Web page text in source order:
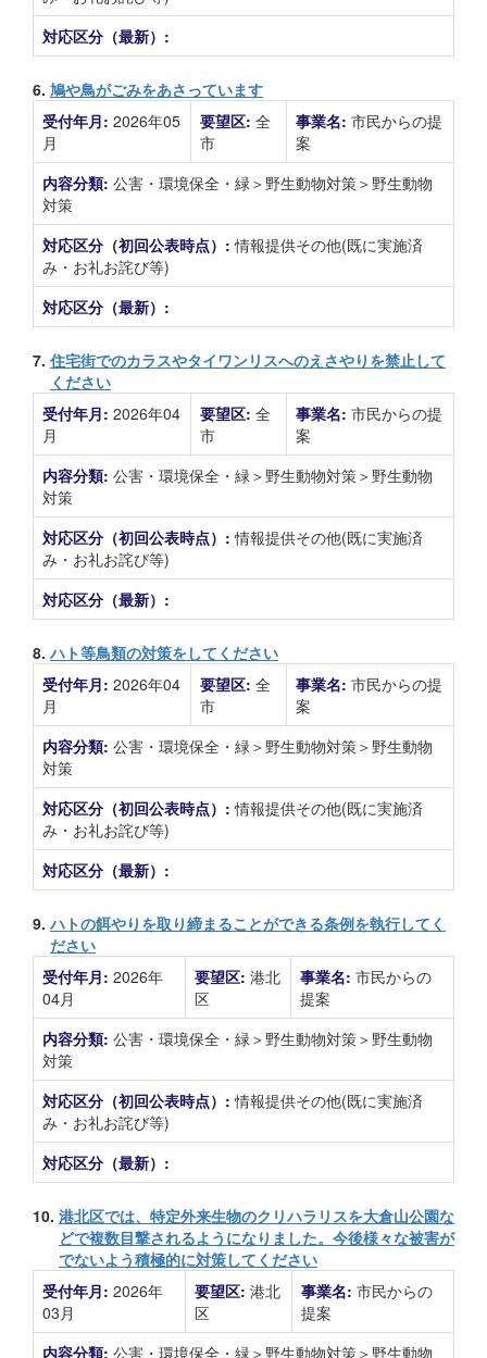
対応区分（最新）:
6. 鳩や鳥がごみをあさっています
受付年月: 2026年05
月
要望区: 全
市
事業名: 市民からの提
案
内容分類: 公害・環境保全・緑＞野生動物対策＞野生動物
対策
対応区分（初回公表時点）:情報提供その他(既に実施済
み・お礼お詫び等)
対応区分（最新）:
7. 住宅街でのカラスやタイワンリスへのえさやりを禁止して
ください
受付年月: 2026年04
月
要望区: 全
市
事業名: 市民からの提
案
内容分類: 公害・環境保全・緑＞野生動物対策＞野生動物
対策
対応区分（初回公表時点）:情報提供その他(既に実施済
み・お礼お詫び等)
対応区分（最新）:
8. ハト等鳥類の対策をしてください
受付年月: 2026年04
月
要望区: 全
市
事業名: 市民からの提
案
内容分類: 公害・環境保全・緑＞野生動物対策＞野生動物
対策
対応区分（初回公表時点）:情報提供その他(既に実施済
み・お礼お詫び等)
対応区分（最新）:
9. ハトの餌やりを取り締まることができる条例を執行してく
ださい
受付年月: 2026年
04月
要望区: 港北
区
事業名: 市民からの
提案
内容分類: 公害・環境保全・緑＞野生動物対策＞野生動物
対策
対応区分（初回公表時点）:情報提供その他(既に実施済
み・お礼お詫び等)
対応区分（最新）:
10. 港北区では、特定外来生物のクリハラリスを大倉山公園な
どで複数目撃されるようになりました。今後様々な被害が
でないよう積極的に対策してください
受付年月: 2026年
03月
要望区: 港北
区
事業名: 市民からの
提案
内容分類: 公害・環境保全・緑＞野生動物対策＞野生動物